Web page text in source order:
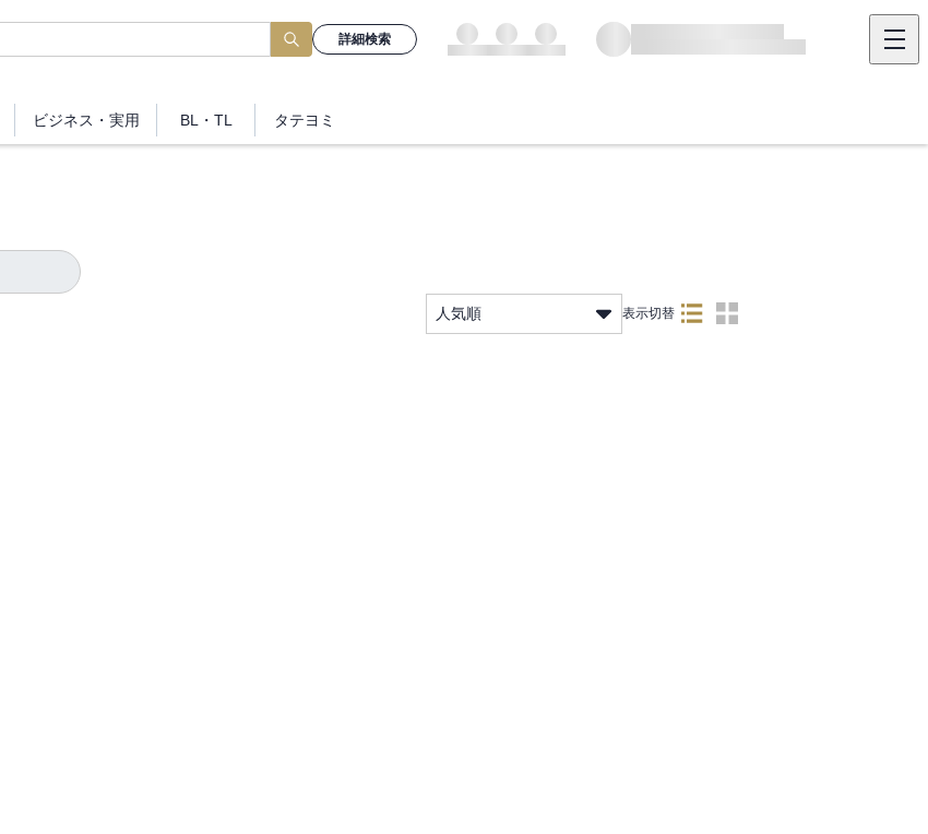
詳細検索
ビジネス ・実用 BL・TL タテヨミ
人気順 表示切替